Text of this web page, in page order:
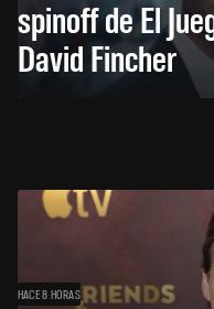
spinoff de El
David Fincher
HACE 8 HORAS